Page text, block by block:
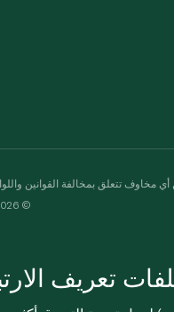
مخاوف تتعلق بمخالفة القوانين
© 2020-2026 سبينس. كل الحقوق محفوظة
تعريف